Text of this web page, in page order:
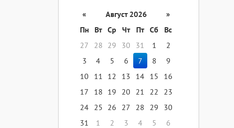
« Август 2026
»
Пн
Вт Ср Чт Пт Сб
Вс
27
28 29 30 31 1
2
3
4 5 6 7 8
9
10
11 12 13 14 15
16
17
18 19 20 21 22
23
24 25 26 27 28 29
30
31
1 2 3 4 5 6